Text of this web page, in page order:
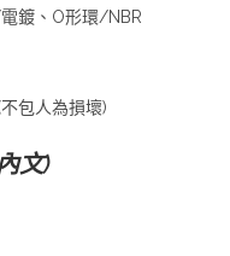
鍍、O形環/NBR
包人為損壞)
文)